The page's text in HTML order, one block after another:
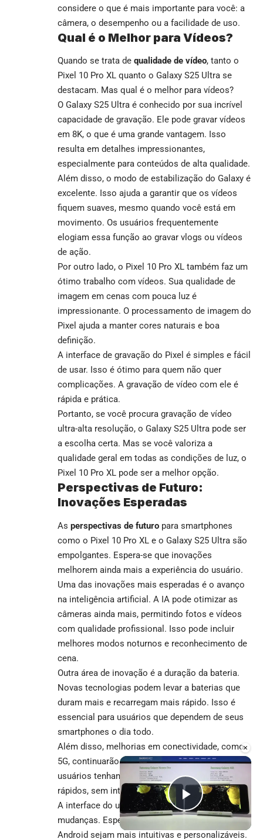
×
Play
considere o que é mais importante para você: a
câmera, o desempenho ou a facilidade de uso.
Qual é o Melhor para Vídeos?
Quando se trata de qualidade de vídeo, tanto o
Pixel 10 Pro XL quanto o Galaxy S25 Ultra se
destacam. Mas qual é o melhor para vídeos?
O Galaxy S25 Ultra é conhecido por sua incrível
capacidade de gravação. Ele pode gravar vídeos
em 8K, o que é uma grande vantagem. Isso
resulta em detalhes impressionantes,
especialmente para conteúdos de alta qualidade.
Além disso, o modo de estabilização do Galaxy é
excelente. Isso ajuda a garantir que os vídeos
fiquem suaves, mesmo quando você está em
movimento. Os usuários frequentemente
elogiam essa função ao gravar vlogs ou vídeos
de ação.
Por outro lado, o Pixel 10 Pro XL também faz um
ótimo trabalho com vídeos. Sua qualidade de
imagem em cenas com pouca luz é
impressionante. O processamento de imagem do
Pixel ajuda a manter cores naturais e boa
definição.
A interface de gravação do Pixel é simples e fácil
de usar. Isso é ótimo para quem não quer
complicações. A gravação de vídeo com ele é
rápida e prática.
Portanto, se você procura gravação de vídeo
ultra-alta resolução, o Galaxy S25 Ultra pode ser
a escolha certa. Mas se você valoriza a
qualidade geral em todas as condições de luz, o
Pixel 10 Pro XL pode ser a melhor opção.
Perspectivas de Futuro:
Inovações Esperadas
As perspectivas de futuro para smartphones
como o Pixel 10 Pro XL e o Galaxy S25 Ultra são
empolgantes. Espera-se que inovações
melhorem ainda mais a experiência do usuário.
Uma das inovações mais esperadas é o avanço
na inteligência artificial. A IA pode otimizar as
câmeras ainda mais, permitindo fotos e vídeos
com qualidade profissional. Isso pode incluir
melhores modos noturnos e reconhecimento de
cena.
Outra área de inovação é a duração da bateria.
Novas tecnologias podem levar a baterias que
duram mais e recarregam mais rápido. Isso é
essencial para usuários que dependem de seus
smartphones o dia todo.
Além disso, melhorias em conectividade, como
5G, continuarão a evoluir. Isso permitirá que os
usuários tenham downloads e streaming mais
rápidos, sem interrupções.
A interface do usuário também pode passar por
mudanças. Espera-se que as versões futuras do
Android sejam mais intuitivas e personalizáveis.